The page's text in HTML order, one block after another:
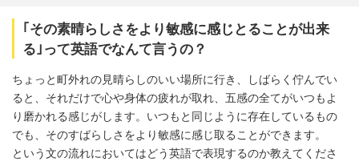
｢その素晴らしさをより敏感に感じとることが出来
る｣って英語でなんて言うの？
ちょっと町外れの見晴らしのいい場所に行き、しばらく佇んでい
ると、それだけで心や身体の疲れが取れ、五感の全てがいつもよ
り磨かれる感じがします。いつもと同じように存在しているもの
でも、そのすばらしさをより敏感に感じ取ることができます。
という文の流れにおいてはどう英語で表現するのか教えてくださ